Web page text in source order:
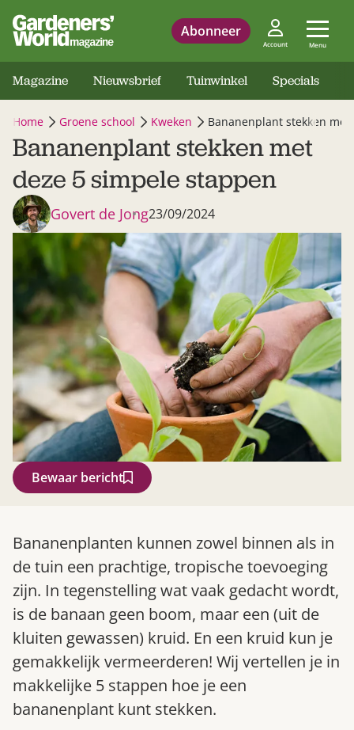
Abonneer
Account Menu
Gardeners’ World 08/2026
Bestel nu
Magazine Nieuwsbrief Tuinwinkel Specials
Home Groene school Kweken Bananenplant stekken
Bananenplant stekken met
deze 5 simpele stappen
Govert de Jong23/09/2024
Bewaar bericht
Bananenplanten kunnen zowel binnen als in
de tuin een prachtige, tropische toevoeging
zijn. In tegenstelling wat vaak gedacht wordt,
is de banaan geen boom, maar een (uit de
kluiten gewassen) kruid. En een kruid kun je
gemakkelijk vermeerderen! Wij vertellen je in
makkelijke 5 stappen hoe je een
bananenplant kunt stekken.